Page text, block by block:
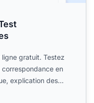
gratuit. Testez
en
explication des